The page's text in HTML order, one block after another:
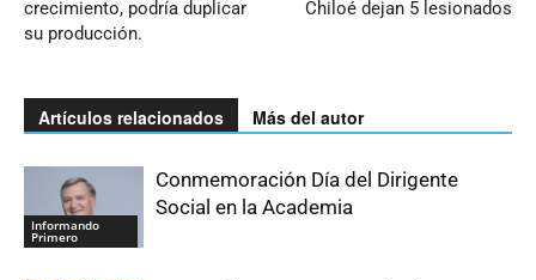
crecimiento, podría duplicar
su producción.
Chiloé dejan 5 lesionados
Artículos relacionados Más del autor
Informando
Primero
Conmemoración Día del Dirigente
Social en la Academia